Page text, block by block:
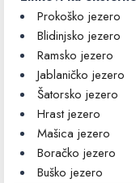
Prokoško jezero
Blidinjsko jezero
Ramsko jezero
Jablaničko jezero
Šatorsko jezero
Hrast jezero
Mašica jezero
Boračko jezero
Buško jezero